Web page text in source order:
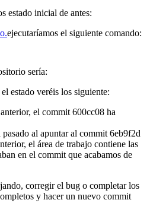
estado inicial de antes:
ejecutaríamos el siguiente comando:
sería:
estado veréis los siguiente:
el commit 600cc08 ha
al apuntar al commit 6eb9f2d
el área de trabajo contiene las
en el commit que acabamos de
corregir el bug o completar los
y hacer un nuevo commit